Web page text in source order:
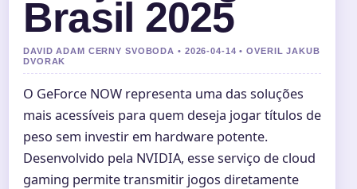
Brasil 2025
DAVID ADAM CERNY SVOBODA • 2026-04-14 • OVERIL JAKUB
DVORAK
O GeForce NOW representa uma das soluções
mais acessíveis para quem deseja jogar títulos de
peso sem investir em hardware potente.
Desenvolvido pela NVIDIA, esse serviço de cloud
gaming permite transmitir jogos diretamente